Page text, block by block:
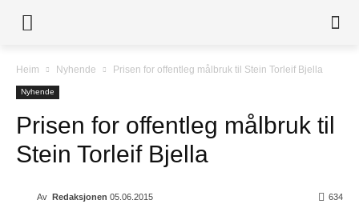
Heim Nyhende Prisen for offentleg målbruk til Stein Torleif Bjella
Nyhende
Prisen for offentleg målbruk til
Stein Torleif Bjella
Av Redaksjonen 05.06.2015 634